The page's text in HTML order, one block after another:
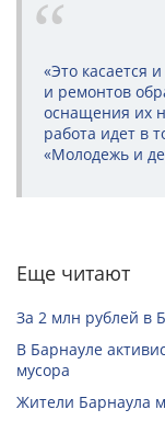
«Это касается
и ремонтов
оснащения их
работа идет в
«Молодежь и
Еще читают
За 2 млн рублей в
В Барнауле
мусора
Жители Барнаула